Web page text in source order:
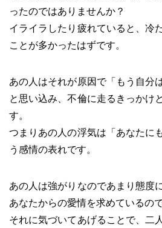
ったのではありませんか？
イライラしたり疲れていると、冷
ことが多かったはずです。
あの人はそれが原因で「もう自分
と思い込み、不倫に走るきっかけ
す。
つまりあの人の浮気は「あなたに
う感情の表れです。
あの人は強がりなのであまり態度
あなたからの愛情を求めているので
それに気づいてあげることで、二